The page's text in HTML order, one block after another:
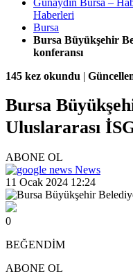
Haberleri
Bursa
Bursa Büyükşehir
konferansı
145 kez okundu |
Bursa
Uluslararası
ABONE OL
News
11 Ocak 2024 12:24
0
BEĞENDİM
ABONE OL